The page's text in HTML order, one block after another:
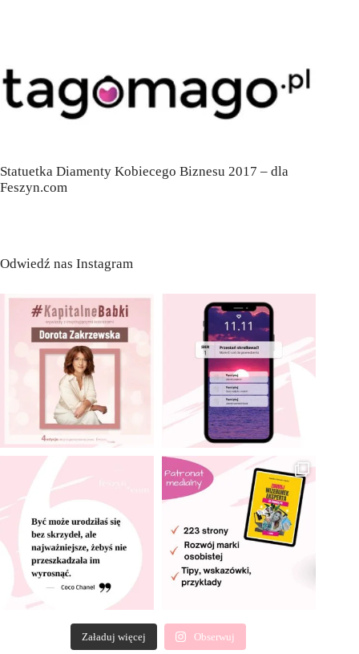
Statuetka Diamenty Kobiecego Biznesu 2017 – dla
Feszyn.com
Odwiedź nas Instagram
Załaduj więcej Obserwuj